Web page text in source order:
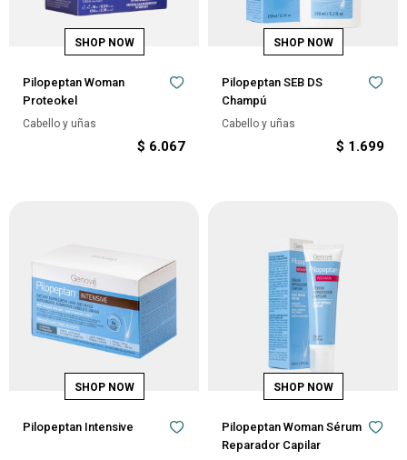
Pilopeptan Woman
Proteokel
Cabello y uñas
$ 6.067
Pilopeptan SEB DS
Champú
Cabello y uñas
$ 1.699
Pilopeptan Intensive
Pilopeptan Woman Sérum
Reparador Capilar